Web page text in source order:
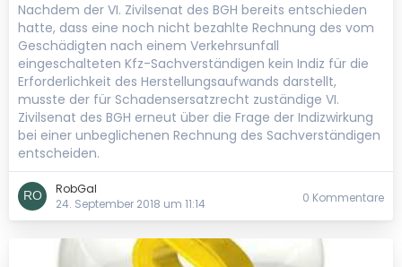
Nachdem der VI. Zivilsenat des BGH bereits entschieden
hatte, dass eine noch nicht bezahlte Rechnung des vom
Geschädigten nach einem Verkehrsunfall
eingeschalteten Kfz-Sachverständigen kein Indiz für die
Erforderlichkeit des Herstellungsaufwands darstellt,
musste der für Schadensersatzrecht zuständige VI.
Zivilsenat des BGH erneut über die Frage der Indizwirkung
bei einer unbeglichenen Rechnung des Sachverständigen
entscheiden.
RobGal
24. September 2018 um 11:14
0 Kommentare